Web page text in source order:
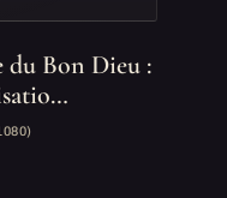
du Bon Dieu :
080)